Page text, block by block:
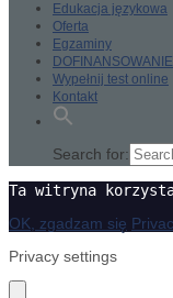
Edukacja językowa
Oferta
Egzaminy
DOFINANSOWANIE
Wypełnij test online
Kontakt
Search for:
Ta witryna
OK, zgadzam się
Privacy settings